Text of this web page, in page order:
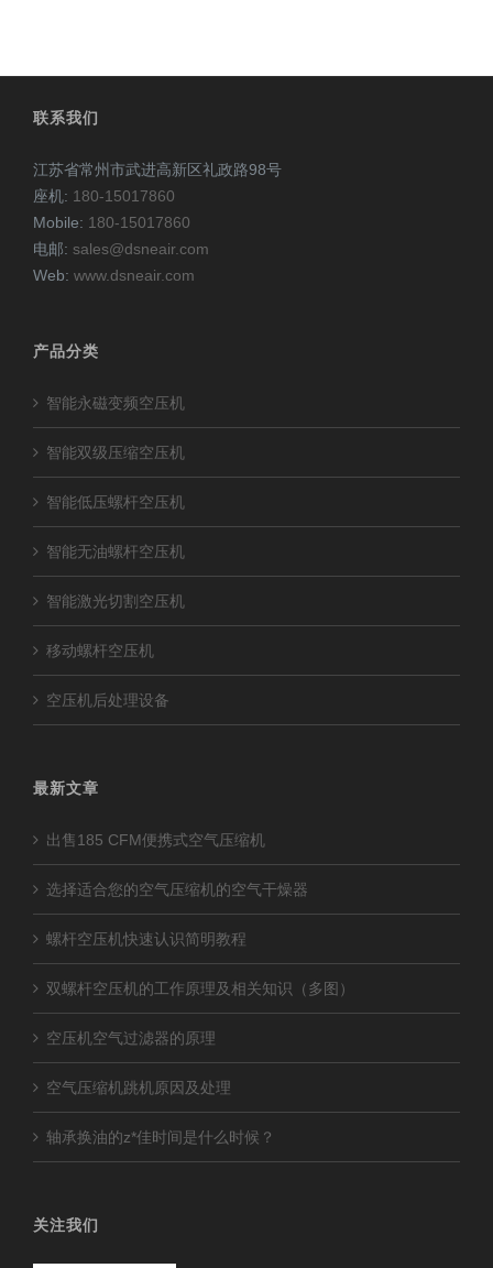
联系我们
江苏省常州市武进高新区礼政路98号
座机: 180-15017860
Mobile: 180-15017860
电邮: sales@dsneair.com
Web: www.dsneair.com
产品分类
智能永磁变频空压机
智能双级压缩空压机
智能低压螺杆空压机
智能无油螺杆空压机
智能激光切割空压机
移动螺杆空压机
空压机后处理设备
最新文章
出售185 CFM便携式空气压缩机
选择适合您的空气压缩机的空气干燥器
螺杆空压机快速认识简明教程
双螺杆空压机的工作原理及相关知识（多图）
空压机空气过滤器的原理
空气压缩机跳机原因及处理
轴承换油的z*佳时间是什么时候？
关注我们